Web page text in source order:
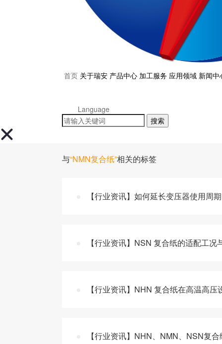
首页 关于瑞安 产品中心 加工服务 应用领域 新闻中
Language
与“NMN复合纸”相关的标签
【行业资讯】如何延长变压器使用周
【行业资讯】NSN 复合纸的适配工况
【行业资讯】NHN 复合纸在高温高
【行业资讯】NHN、NMN、NSN复